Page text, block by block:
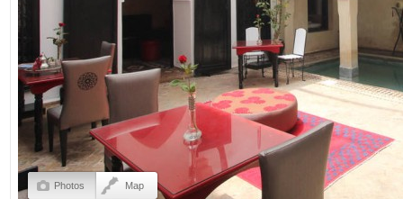
Photos Map